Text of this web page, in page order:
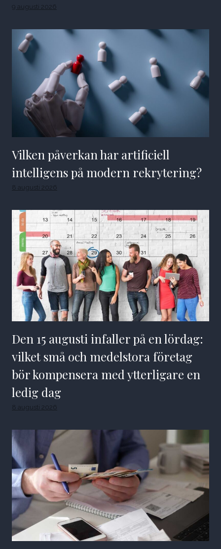
9 augusti 2026
Vilken påverkan har artificiell
intelligens på modern rekrytering?
8 augusti 2026
Den 15 augusti infaller på en lördag:
vilket små och medelstora företag
bör kompensera med ytterligare en
ledig dag
8 augusti 2026